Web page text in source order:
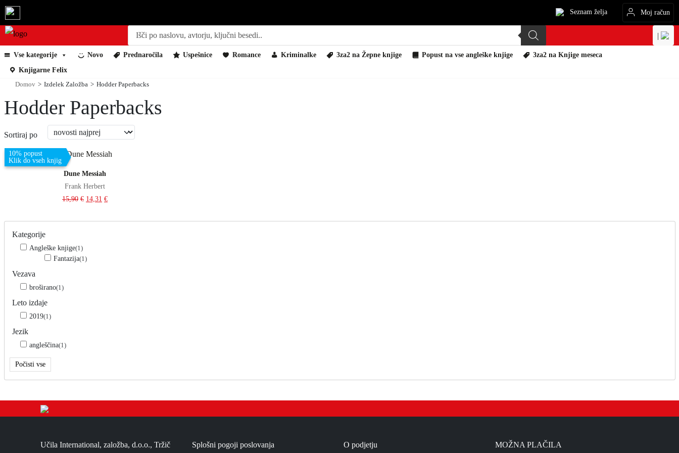
Seznam želja Moj račun
P
o
d
s
a
c
h
|
Vse kategorije Novo Prednaročila Uspešnice Romance Kriminalke 3za2 na Žepne knjige Popust na vse angleške knjige
3za2 na Knjige meseca
Knjigarne Felix
Domov > Izdelek Založba > Hodder Paperbacks
Hodder Paperbacks
Sortiraj po
10% popust
Klik do vseh knjig
Dune Messiah
Frank Herbert
15,90 € 14,31 €
Dodaj v košarico
Kategorije
Angleške knjige(1)
Fantazija(1)
Vezava
broširano(1)
Leto izdaje
2019(1)
Jezik
angleščina(1)
Počisti vse
Učila International, založba, d.o.o., Tržič Splošni pogoji poslovanja O podjetju MOŽNA PLAČILA